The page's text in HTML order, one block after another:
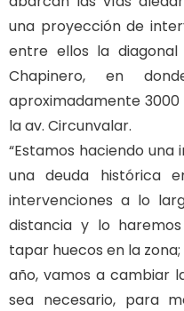
una proyección de
entre ellos la
Chapinero, en
aproximadamente
la av. Circunvalar.
“Estamos haciendo
una deuda histórica
intervenciones a lo
distancia y lo
tapar huecos en la
año, vamos a cambiar
sea necesario, para